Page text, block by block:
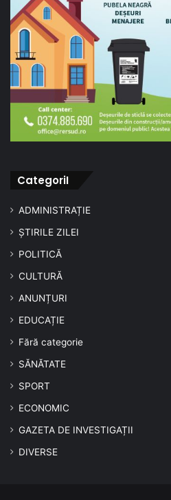
CategoriI
ADMINISTRAȚIE
ȘTIRILE ZILEI
POLITICĂ
CULTURĂ
ANUNȚURI
EDUCAȚIE
Fără categorie
SĂNĂTATE
SPORT
ECONOMIC
GAZETA DE INVESTIGAȚII
DIVERSE